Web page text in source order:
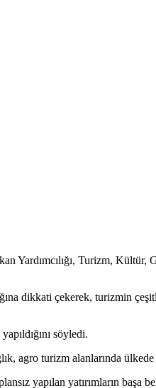
Turizm,
dikkati çekerek, turizmin
söyledi.
agro turizm alanlarında
yapılan yatırımların başa